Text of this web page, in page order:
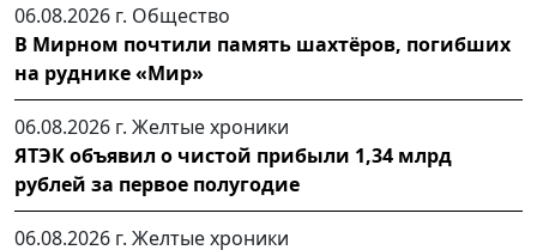
06.08.2026 г. Общество
В Мирном почтили память шахтёров, погибших
на руднике «Мир»
06.08.2026 г. Желтые хроники
ЯТЭК объявил о чистой прибыли 1,34 млрд
рублей за первое полугодие
06.08.2026 г. Желтые хроники